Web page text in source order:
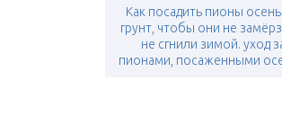
Как посадить пионы
грунт, чтобы они не
не сгнили зимой. уход
пионами, посаженными